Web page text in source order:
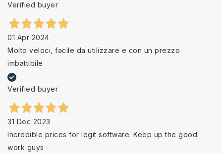
Verified buyer
01 Apr 2024
Molto veloci, facile da utilizzare e con un prezzo
imbattibile
Verified buyer
31 Dec 2023
Incredible prices for legit software. Keep up the good
work guys